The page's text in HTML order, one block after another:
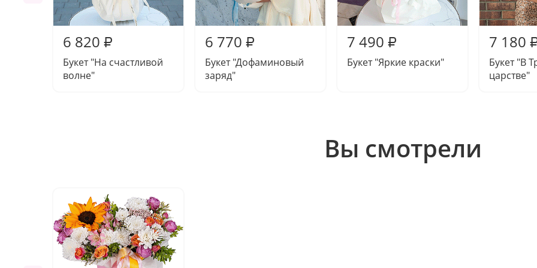
6 820 ₽
Букет "На счастливой
волне"
6 770 ₽
Букет "Дофаминовый
заряд"
7 490 ₽
Букет "Яркие краски"
7 180
Букет "В
царстве"
Вы смотрели